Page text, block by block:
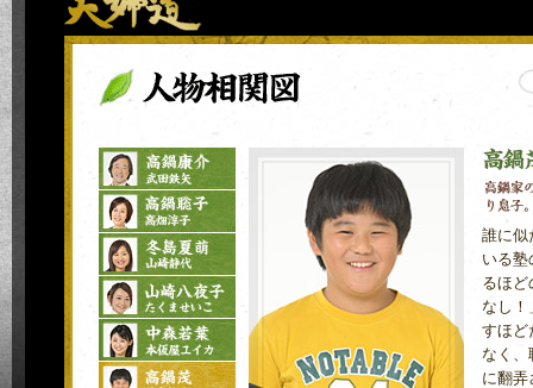
誰に似
いる塾
るほど
なし！
すほど
なく、
に翻弄